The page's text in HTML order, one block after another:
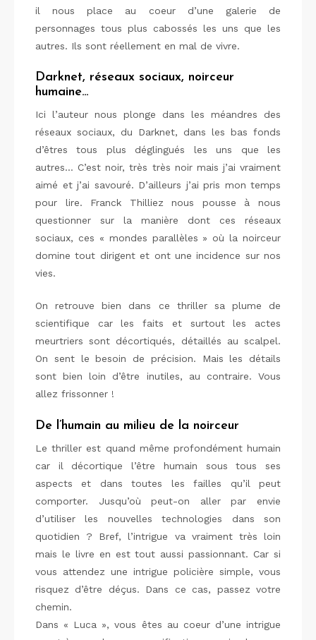
il nous place au coeur d’une galerie de
personnages tous plus cabossés les uns que les
autres. Ils sont réellement en mal de vivre.
Darknet, réseaux sociaux, noirceur
humaine…
Ici l’auteur nous plonge dans les méandres des
réseaux sociaux, du Darknet, dans les bas fonds
d’êtres tous plus déglingués les uns que les
autres… C’est noir, très très noir mais j’ai vraiment
aimé et j’ai savouré. D’ailleurs j’ai pris mon temps
pour lire. Franck Thilliez nous pousse à nous
questionner sur la manière dont ces réseaux
sociaux, ces « mondes parallèles » où la noirceur
domine tout dirigent et ont une incidence sur nos
vies.
On retrouve bien dans ce thriller sa plume de
scientifique car les faits et surtout les actes
meurtriers sont décortiqués, détaillés au scalpel.
On sent le besoin de précision. Mais les détails
sont bien loin d’être inutiles, au contraire. Vous
allez frissonner !
De l’humain au milieu de la noirceur
Le thriller est quand même profondément humain
car il décortique l’être humain sous tous ses
aspects et dans toutes les failles qu’il peut
comporter. Jusqu’où peut-on aller par envie
d’utiliser les nouvelles technologies dans son
quotidien ? Bref, l’intrigue va vraiment très loin
mais le livre en est tout aussi passionnant. Car si
vous attendez une intrigue policière simple, vous
risquez d’être déçus. Dans ce cas, passez votre
chemin.
Dans « Luca », vous êtes au coeur d’une intrigue